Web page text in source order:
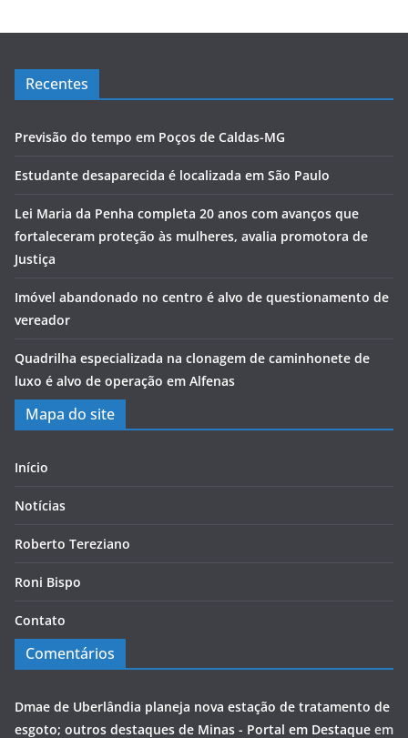
Recentes
Previsão do tempo em Poços de Caldas-MG
Estudante desaparecida é localizada em São Paulo
Lei Maria da Penha completa 20 anos com avanços que
fortaleceram proteção às mulheres, avalia promotora de
Justiça
Imóvel abandonado no centro é alvo de questionamento de
vereador
Quadrilha especializada na clonagem de caminhonete de
luxo é alvo de operação em Alfenas
Mapa do site
Início
Notícias
Roberto Tereziano
Roni Bispo
Contato
Comentários
Dmae de Uberlândia planeja nova estação de tratamento de
esgoto; outros destaques de Minas - Portal em Destaque em